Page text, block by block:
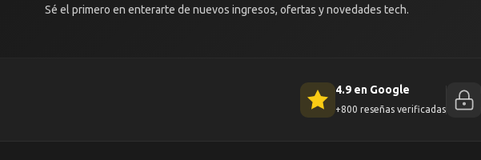
Sé el primero en enterarte de nuevos ingresos, ofertas y novedades tech.
4.9 en Google
+800 reseñas verificadas